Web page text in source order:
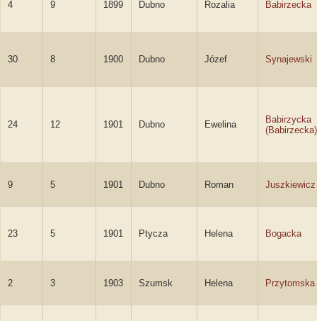
4 9 1899 Dubno Rozalia Babirzecka
30 8 1900 Dubno Józef Synajewski
24 12 1901 Dubno Ewelina
Babirzycka
(Babirzecka)
9 5 1901 Dubno Roman Juszkiewicz
23 5 1901 Ptycza Helena Bogacka
2 3 1903 Szumsk Helena Przytomska